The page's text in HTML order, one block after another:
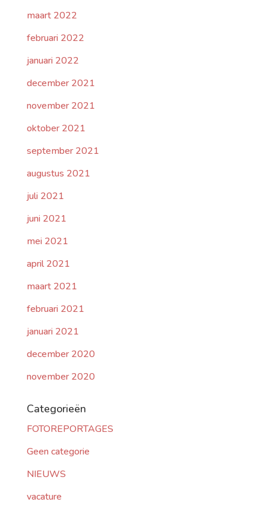
maart 2022
februari 2022
januari 2022
december 2021
november 2021
oktober 2021
september 2021
augustus 2021
juli 2021
juni 2021
mei 2021
april 2021
maart 2021
februari 2021
januari 2021
december 2020
november 2020
Categorieën
FOTOREPORTAGES
Geen categorie
NIEUWS
vacature